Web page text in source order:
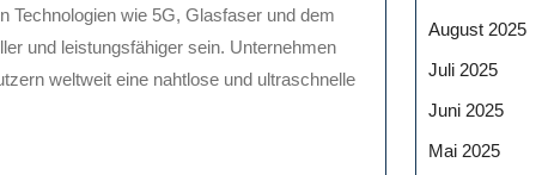
Technologien wie 5G, Glasfaser und dem
und leistungsfähiger sein. Unternehmen
weltweit eine nahtlose und ultraschnelle
August 2025
Juli 2025
Juni 2025
Mai 2025